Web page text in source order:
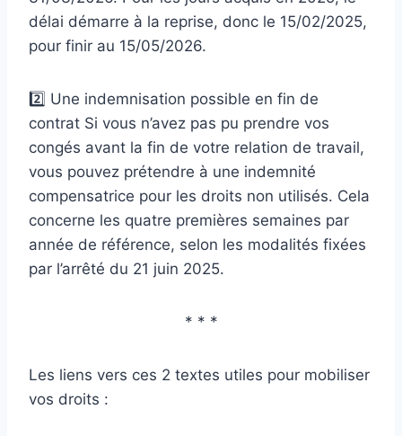
délai démarre à la reprise, donc le 15/02/2025,
pour finir au 15/05/2026.
2️⃣ Une indemnisation possible en fin de
contrat Si vous n’avez pas pu prendre vos
congés avant la fin de votre relation de travail,
vous pouvez prétendre à une indemnité
compensatrice pour les droits non utilisés. Cela
concerne les quatre premières semaines par
année de référence, selon les modalités fixées
par l’arrêté du 21 juin 2025.
* * *
Les liens vers ces 2 textes utiles pour mobiliser
vos droits :